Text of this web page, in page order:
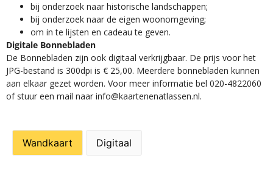
​bij onderzoek naar historische landschappen;
bij onderzoek naar de eigen woonomgeving;
om in te lijsten en cadeau te geven.
Digitale Bonnebladen
De Bonnebladen zijn ook digitaal verkrijgbaar. De prijs voor het
JPG-bestand is 300dpi is € 25,00. Meerdere bonnebladen kunnen
aan elkaar gezet worden. Voor meer informatie bel 020-4822060
of stuur een mail naar info@kaartenenatlassen.nl.
Wandkaart Digitaal